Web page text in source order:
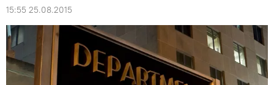
15:55 25.08.2015